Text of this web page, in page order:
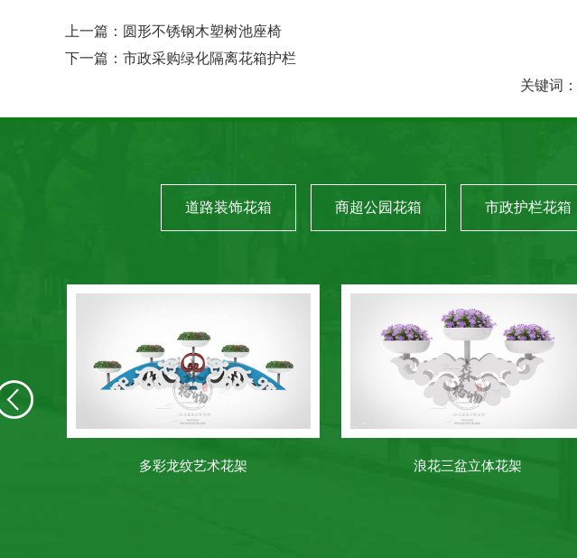
上一篇： 圆形不锈钢木塑树池座椅
下一篇： 市政采购绿化隔离花箱护栏
关键词：
道路装饰花箱 商超公园花箱 市政护栏花箱
多彩龙纹艺术花架 浪花三盆立体花架